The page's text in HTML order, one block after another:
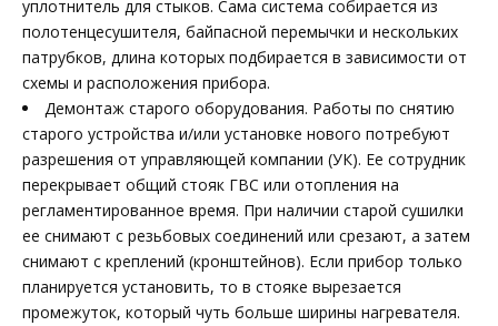
уплотнитель для стыков. Сама система собирается из
полотенцесушителя, байпасной перемычки и нескольких
патрубков, длина которых подбирается в зависимости от
схемы и расположения прибора.
Демонтаж старого оборудования. Работы по снятию
старого устройства и/или установке нового потребуют
разрешения от управляющей компании (УК). Ее сотрудник
перекрывает общий стояк ГВС или отопления на
регламентированное время. При наличии старой сушилки
ее снимают с резьбовых соединений или срезают, а затем
снимают с креплений (кронштейнов). Если прибор только
планируется установить, то в стояке вырезается
промежуток, который чуть больше ширины нагревателя.